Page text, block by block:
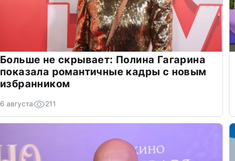
Больше не скрывает: Полина Гагарина
показала романтичные кадры с новым
избранником
6 августа 211